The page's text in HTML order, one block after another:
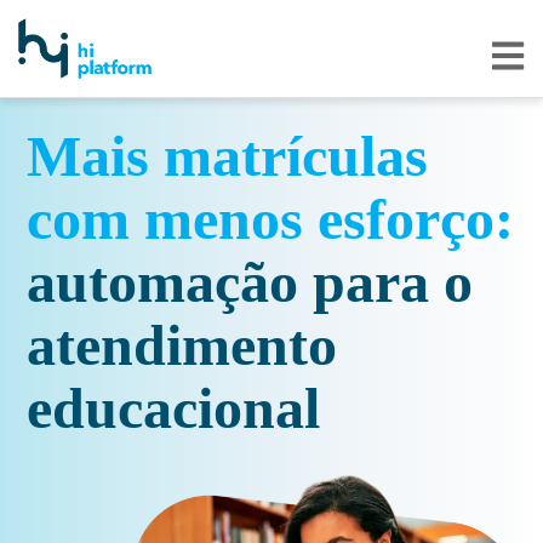
Mais matrículas
com menos esforço:
automação para o
atendimento
educacional